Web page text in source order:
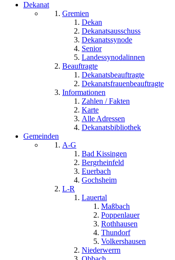
Dekanat
Gremien
Dekan
Dekanatsausschuss
Dekanatssynode
Senior
Landessynodalinnen
Beauftragte
Dekanatsbeauftragte
Dekanatsfrauenbeauftragte
Informationen
Zahlen / Fakten
Karte
Alle Adressen
Dekanatsbibliothek
Gemeinden
A-G
Bad Kissingen
Bergrheinfeld
Euerbach
Gochsheim
L-R
Lauertal
Maßbach
Poppenlauer
Rothhausen
Thundorf
Volkershausen
Niederwerrn